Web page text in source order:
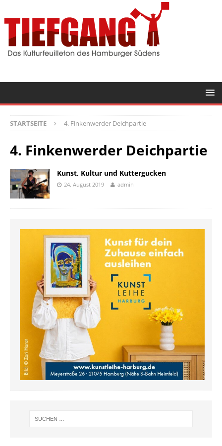
STARTSEITE 4. Finkenwerder Deichpartie
4. Finkenwerder Deichpartie
Kunst, Kultur und Kuttergucken
24. August 2019 admin